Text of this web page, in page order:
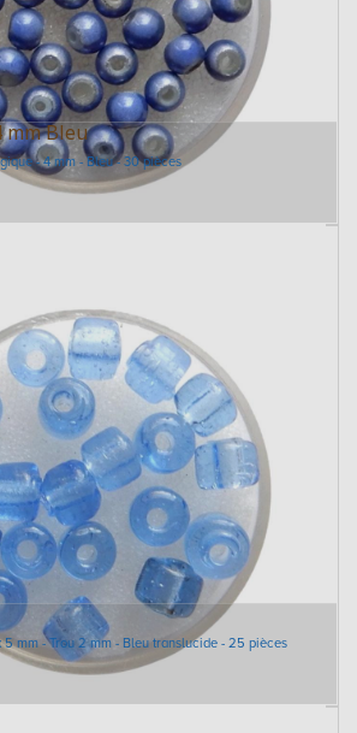
mm Bleu
- 4 mm - Bleu - 30 pièces
5 mm - Trou 2 mm - Bleu translucide - 25 pièces